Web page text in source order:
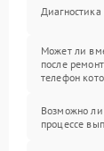
Диагностика
Может ли
после
телефон
Возможно ли
процессе